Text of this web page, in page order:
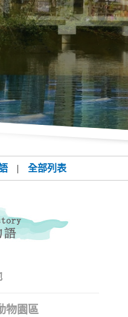
| 全部列表
物園區